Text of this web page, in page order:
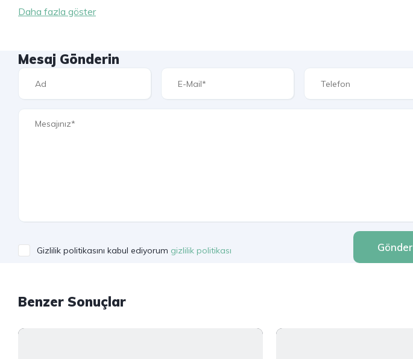
Daha fazla göster
Mesaj Gönderin
Gizlilik politikasını kabul ediyorum gizlilik politikası Gönder
Benzer Sonuçlar